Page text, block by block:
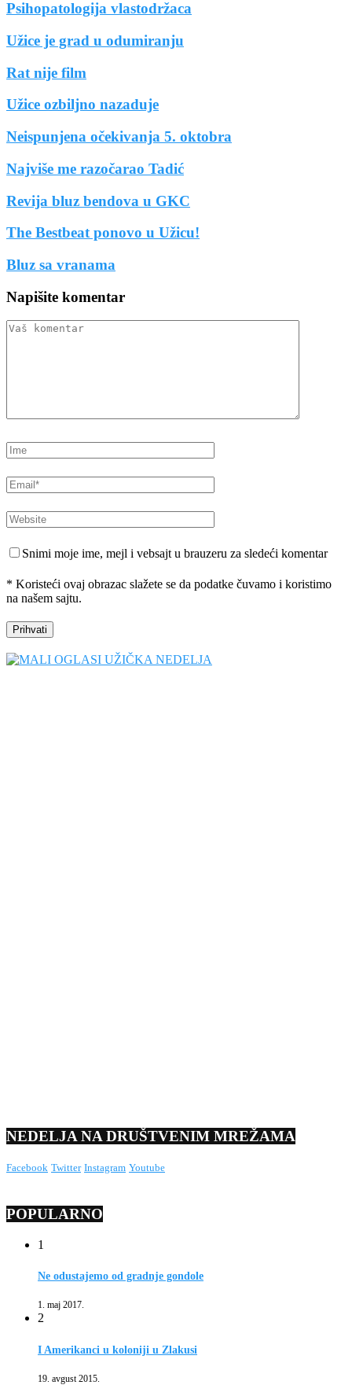
Psihopatologija vlastodržaca
Užice je grad u odumiranju
Rat nije film
Užice ozbiljno nazaduje
Neispunjena očekivanja 5. oktobra
Najviše me razočarao Tadić
Revija bluz bendova u GKC
The Bestbeat ponovo u Užicu!
Bluz sa vranama
Napišite komentar
Snimi moje ime, mejl i vebsajt u brauzeru za sledeći komentar
* Koristeći ovaj obrazac slažete se da podatke čuvamo i koristimo
na našem sajtu.
NEDELJA NA DRUŠTVENIM MREŽAMA
Facebook Twitter Instagram Youtube
POPULARNO
1
Ne odustajemo od gradnje gondole
1. maj 2017.
2
I Amerikanci u koloniji u Zlakusi
19. avgust 2015.